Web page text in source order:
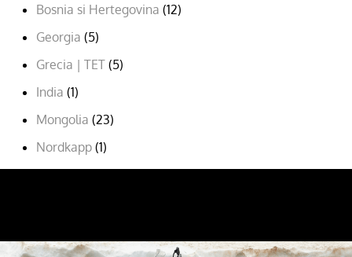
Bosnia si Hertegovina (12)
Georgia (5)
Grecia | TET (5)
India (1)
Mongolia (23)
Nordkapp (1)
Romania(9)